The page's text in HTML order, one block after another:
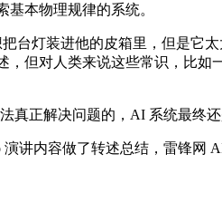
本物理规律的系统。
灯装进他的皮箱里，但是它
但对人类来说这些常识，比如
正解决问题的，AI 系统最终还
讲内容做了转述总结，雷锋网